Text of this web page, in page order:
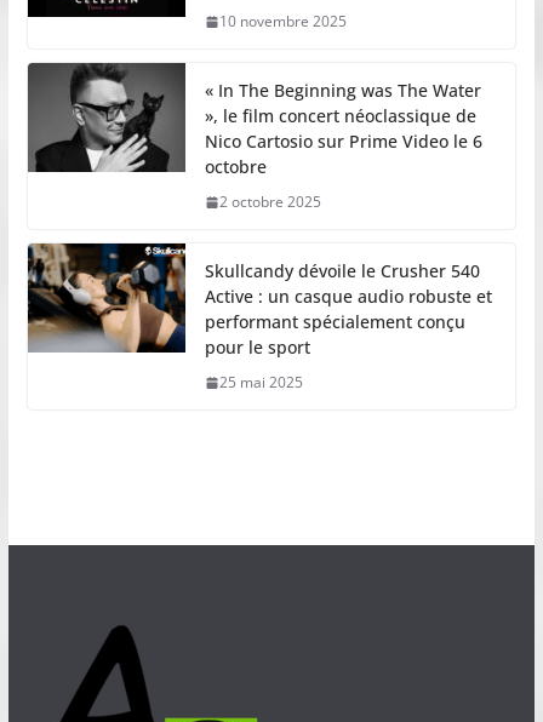
10 novembre 2025
« In The Beginning was The Water
», le film concert néoclassique de
Nico Cartosio sur Prime Video le 6
octobre
2 octobre 2025
Skullcandy dévoile le Crusher 540
Active : un casque audio robuste et
performant spécialement conçu
pour le sport
25 mai 2025